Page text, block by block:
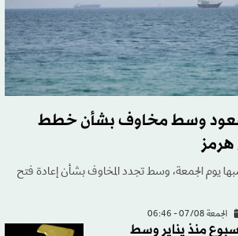
وسط مخاوف بشأن خطط
يوم الجمعة، وسط تجدد المخاوف بشأن إعادة فتح
الجمعة 07/08 - 06:46
منذ يناير وسط